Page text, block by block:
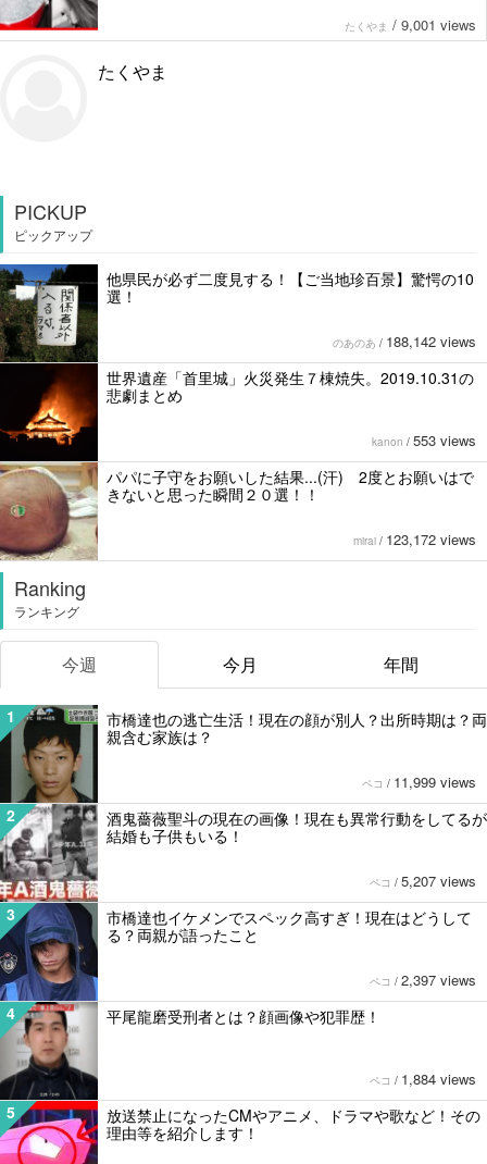
たくやま / 9,001 views
たくやま
PICKUP
ピックアップ
他県民が必ず二度見する！【ご当地珍百景】驚愕の10
選！
のあのあ / 188,142 views
世界遺産「首里城」火災発生７棟焼失。2019.10.31の
悲劇まとめ
kanon / 553 views
パパに子守をお願いした結果...(汗) 2度とお願いはで
きないと思った瞬間２０選！！
mirai / 123,172 views
Ranking
ランキング
今週 今月 年間
1
市橋達也の逃亡生活！現在の顔が別人？出所時期は？両
親含む家族は？
ペコ / 11,999 views
2
酒鬼薔薇聖斗の現在の画像！現在も異常行動をしてるが
結婚も子供もいる！
ペコ / 5,207 views
3
市橋達也イケメンでスペック高すぎ！現在はどうして
る？両親が語ったこと
ペコ / 2,397 views
4 平尾龍磨受刑者とは？顔画像や犯罪歴！
ペコ / 1,884 views
5
放送禁止になったCMやアニメ、ドラマや歌など！その
理由等を紹介します！